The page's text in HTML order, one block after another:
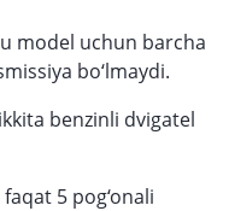
model uchun barcha
bo‘lmaydi.
benzinli dvigatel
5 pog‘onali